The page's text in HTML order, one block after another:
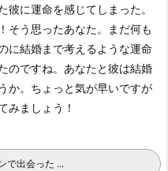
彼に運命を感じてしまった。
そう思ったあなた。まだ何も
に結婚まで考えるような運命
のですね。あなたと彼は結婚
か。ちょっと気が早いですが
みましょう！
で出会った ...